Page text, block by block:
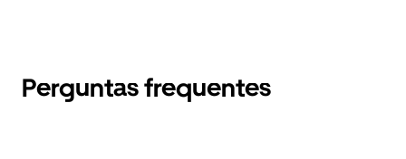
Perguntas frequentes